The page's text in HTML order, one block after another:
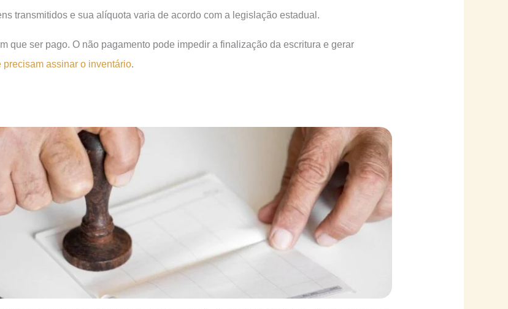
transmitidos e sua alíquota varia de acordo com a legislação estadual.
que ser pago. O não pagamento pode impedir a finalização da escritura e gerar
assinar o inventário.